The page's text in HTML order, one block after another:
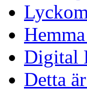
Digital
Detta